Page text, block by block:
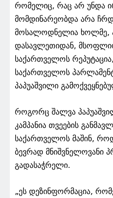
რომელიც, რაც არ უნდა
მომდინარეობდა არა
მოსალოდნელია ხოლმე,
დასავლეთიდან,
საქართველოს
საქართველოს
პაპუაშვილი
როგორც შალვა
კამპანია თვეების
საქართველოს მაშინ,
ბევრად მნიშვნელოვანი
გადასაჭრელი.
„ეს დეზინფორმაცია,